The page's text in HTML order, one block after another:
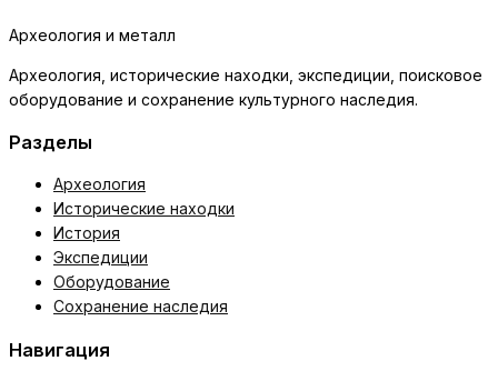
Археология и металл
Археология, исторические находки, экспедиции, поисковое
оборудование и сохранение культурного наследия.
Разделы
Археология
Исторические находки
История
Экспедиции
Оборудование
Сохранение наследия
Навигация